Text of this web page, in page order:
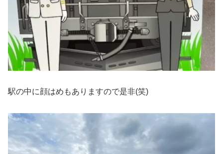
駅の中に顔はめもありますので是非(笑)